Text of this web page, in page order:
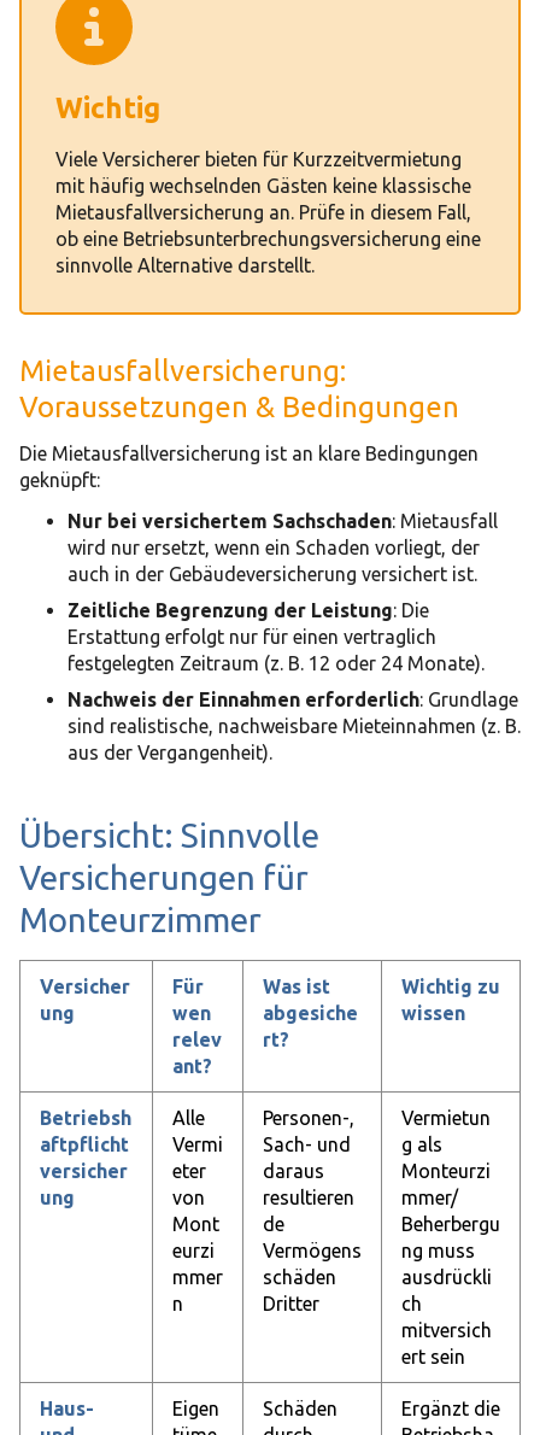
Wichtig
Viele Versicherer bieten für Kurzzeitvermietung
mit häufig wechselnden Gästen keine klassische
Mietausfallversicherung an. Prüfe in diesem Fall,
ob eine Betriebsunterbrechungsversicherung eine
sinnvolle Alternative darstellt.
Mietausfallversicherung:
Voraussetzungen & Bedingungen
Die Mietausfallversicherung ist an klare Bedingungen
geknüpft:
Nur bei versichertem Sachschaden: Mietausfall
wird nur ersetzt, wenn ein Schaden vorliegt, der
auch in der Gebäudeversicherung versichert ist.
Zeitliche Begrenzung der Leistung: Die
Erstattung erfolgt nur für einen vertraglich
festgelegten Zeitraum (z. B. 12 oder 24 Monate).
Nachweis der Einnahmen erforderlich: Grundlage
sind realistische, nachweisbare Mieteinnahmen (z. B.
aus der Vergangenheit).
Übersicht: Sinnvolle
Versicherungen für
Monteurzimmer
Versicher
ung
Für
wen
relev
ant?
Was ist
abgesiche
rt?
Wichtig zu
wissen
Betriebsh
aftpflicht
versicher
ung
Alle
Vermi
eter
von
Mont
eurzi
mmer
n
Personen-,
Sach- und
daraus
resultieren
de
Vermögens
schäden
Dritter
Vermietun
g als
Monteurzi
mmer/
Beherbergu
ng muss
ausdrückli
ch
mitversich
ert sein
Haus-
Eigen
Schäden
Ergänzt die